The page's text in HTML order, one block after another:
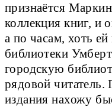
признаётся
коллекция книг, и
а по часам, хоть
библиотеки
городскую
рядовой
издания нахожу